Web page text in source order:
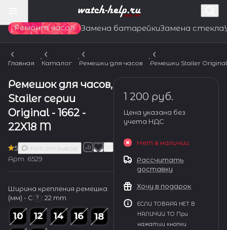
Ремонт часов Замена батарейкиЗамена стекла
Главная Каталог Ремешки для часов Ремешки Stailer Original
Ремешок для часов,
Stailer серии
Original - 1662 -
22X18 M
5
Нет отзывов
Арт. 6529
Ширина крепления ремешка
(мм) - С ? : 22 mm
1 200 руб.
Цена указана без
учета НДС
Нет в наличии
Рассчитать
доставку
Хочу в подарок
ЕСЛИ ТОВАРА НЕТ В
НАЛИЧИИ ТО При
нажатии кнопки